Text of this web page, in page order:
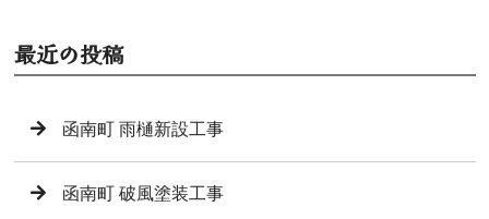
最近の投稿
函南町 雨樋新設工事
函南町 破風塗装工事